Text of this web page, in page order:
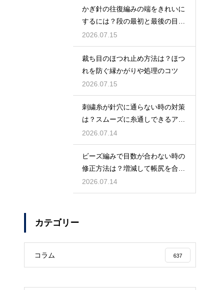
かぎ針の往復編みの端をきれいに
するには？段の最初と最後の目を
揃えるポイント
2026.07.15
裁ち目のほつれ止め方法は？ほつ
れを防ぐ縁かがりや処理のコツ
2026.07.15
刺繍糸が針穴に通らない時の対策
は？スムーズに糸通しできるアイ
テムとコツ
2026.07.14
ビーズ編みで目数が合わない時の
修正方法は？増減して帳尻を合わ
せるコツ
2026.07.14
カテゴリー
コラム 637